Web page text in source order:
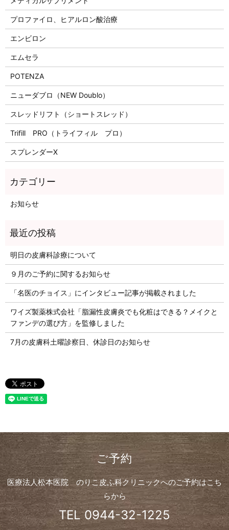
プロファイロ、ヒアルロン酸治療
エンビロン
エムセラ
POTENZA
ニューダブロ（NEW Doublo）
スレッドリフト（ショートスレッド）
Trifill PRO（トライフィル プロ）
スプレンダーX
お知らせ
明日の皮膚科診療について
９月のご予約に関するお知らせ
「名医のチョイス」にインタビュー記事が掲載されました
ワイズ製薬株式会社「脂漏性皮膚炎でも化粧はできる？メイクと
ファンデの選び方」を監修しました
7月の皮膚科土曜診察日、休診日のお知らせ
ご予約
医療法人松本医院 のりこ皮ふ科クリニックへのご予約はこち
らから
TEL0944-32-1225